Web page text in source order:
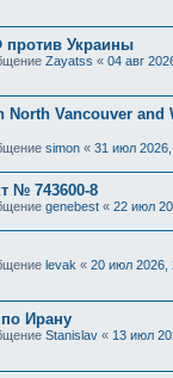
против Украины
Zayatss « 04 авг
North Vancouver and
simon « 31 июл
№ 743600-8
genebest « 22 июл
levak « 20 июл 2026,
Ирану
Stanislav « 13 июл